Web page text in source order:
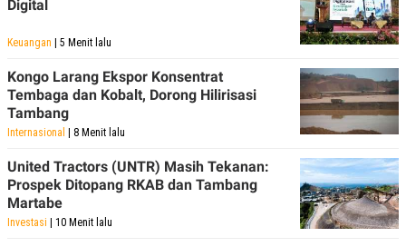
Digital
Keuangan | 5 Menit lalu
Kongo Larang Ekspor Konsentrat
Tembaga dan Kobalt, Dorong Hilirisasi
Tambang
Internasional | 8 Menit lalu
United Tractors (UNTR) Masih Tekanan:
Prospek Ditopang RKAB dan Tambang
Martabe
Investasi | 10 Menit lalu